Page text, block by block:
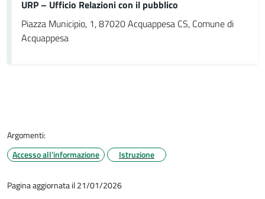
URP – Ufficio Relazioni con il pubblico
Piazza Municipio, 1, 87020 Acquappesa CS, Comune di
Acquappesa
Argomenti:
Accesso all'informazione
Istruzione
Pagina aggiornata il 21/01/2026